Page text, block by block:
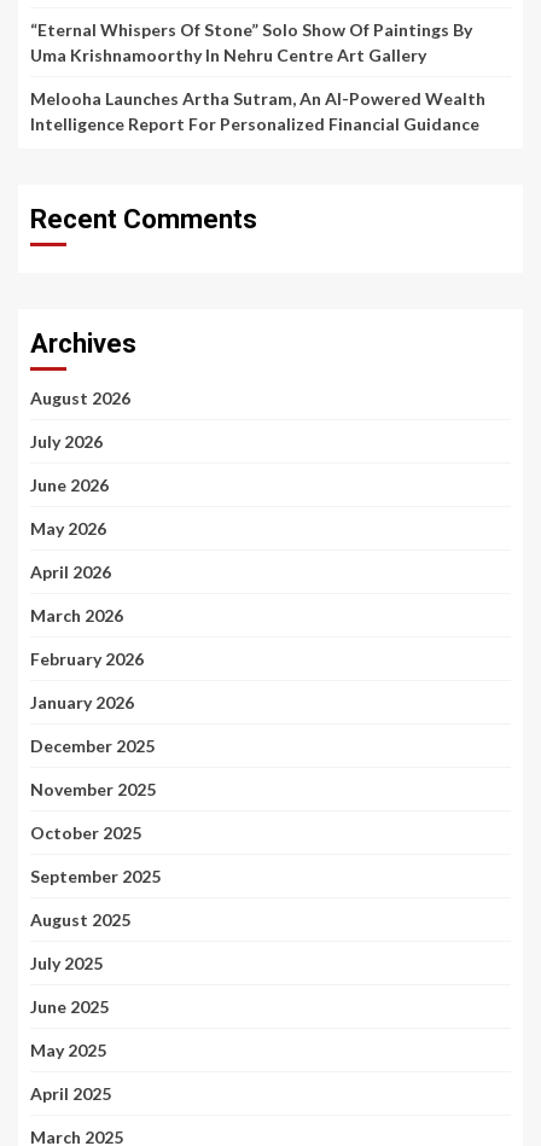
“Eternal Whispers Of Stone” Solo Show Of Paintings By
Uma Krishnamoorthy In Nehru Centre Art Gallery
Melooha Launches Artha Sutram, An AI-Powered Wealth
Intelligence Report For Personalized Financial Guidance
Recent Comments
Archives
August 2026
July 2026
June 2026
May 2026
April 2026
March 2026
February 2026
January 2026
December 2025
November 2025
October 2025
September 2025
August 2025
July 2025
June 2025
May 2025
April 2025
March 2025